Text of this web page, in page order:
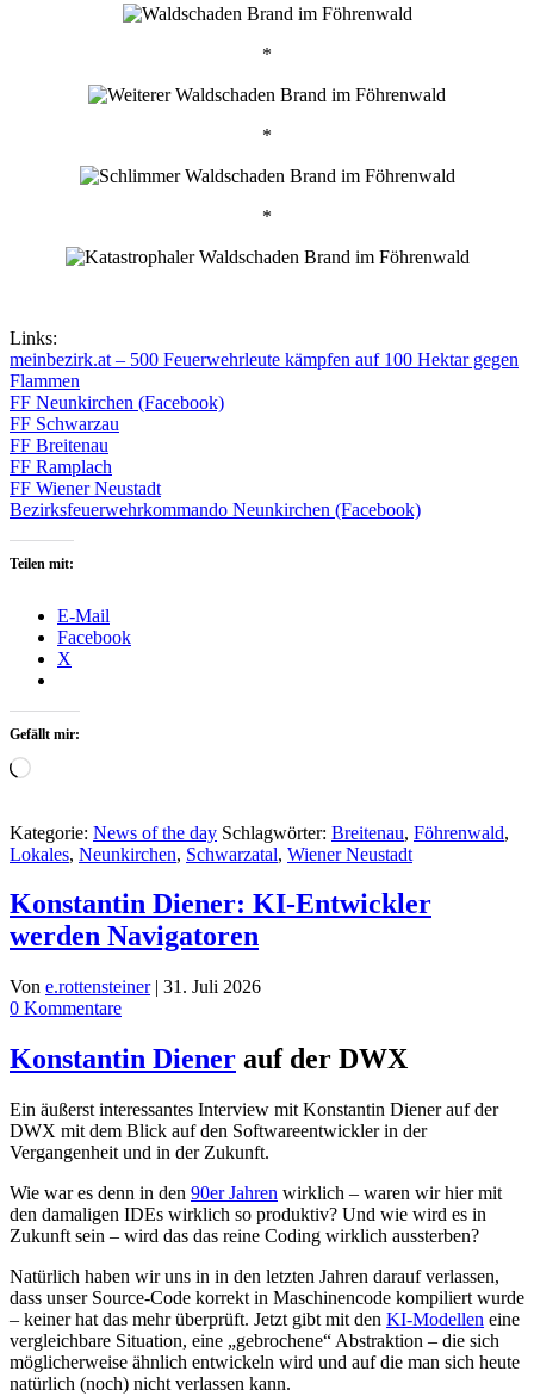
*
*
*
Links:
meinbezirk.at – 500 Feuerwehrleute kämpfen auf 100 Hektar gegen
Flammen
FF Neunkirchen (Facebook)
FF Schwarzau
FF Breitenau
FF Ramplach
FF Wiener Neustadt
Bezirksfeuerwehrkommando Neunkirchen (Facebook)
Teilen mit:
E-Mail
Facebook
X
Gefällt mir:
Wird
Kategorie: News of the day Schlagwörter: Breitenau, Föhrenwald,
Lokales, Neunkirchen, Schwarzatal, Wiener Neustadt
Konstantin Diener: KI-Entwickler
werden Navigatoren
Von e.rottensteiner | 31. Juli 2026
0 Kommentare
Konstantin Diener auf der DWX
Ein äußerst interessantes Interview mit Konstantin Diener auf der
DWX mit dem Blick auf den Softwareentwickler in der
Vergangenheit und in der Zukunft.
Wie war es denn in den 90er Jahren wirklich – waren wir hier mit
den damaligen IDEs wirklich so produktiv? Und wie wird es in
Zukunft sein – wird das das reine Coding wirklich aussterben?
Natürlich haben wir uns in in den letzten Jahren darauf verlassen,
dass unser Source-Code korrekt in Maschinencode kompiliert wurde
– keiner hat das mehr überprüft. Jetzt gibt mit den KI-Modellen eine
vergleichbare Situation, eine „gebrochene“ Abstraktion – die sich
möglicherweise ähnlich entwickeln wird und auf die man sich heute
natürlich (noch) nicht verlassen kann.